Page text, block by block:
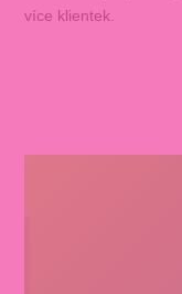
více klientek.